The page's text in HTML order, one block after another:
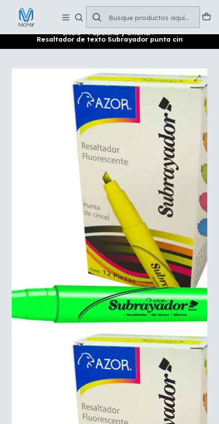
Inicio Papelería y Oficina
Resaltador de texto Subrayador punta cin